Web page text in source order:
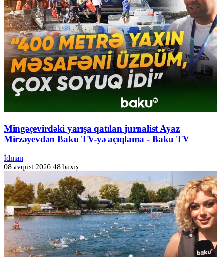
Mingəçevirdəki yarışa qatılan jurnalist Ayaz
Mirzəyevdən Baku TV-yə açıqlama - Baku TV
İdman
08 avqust 2026 48 baxış